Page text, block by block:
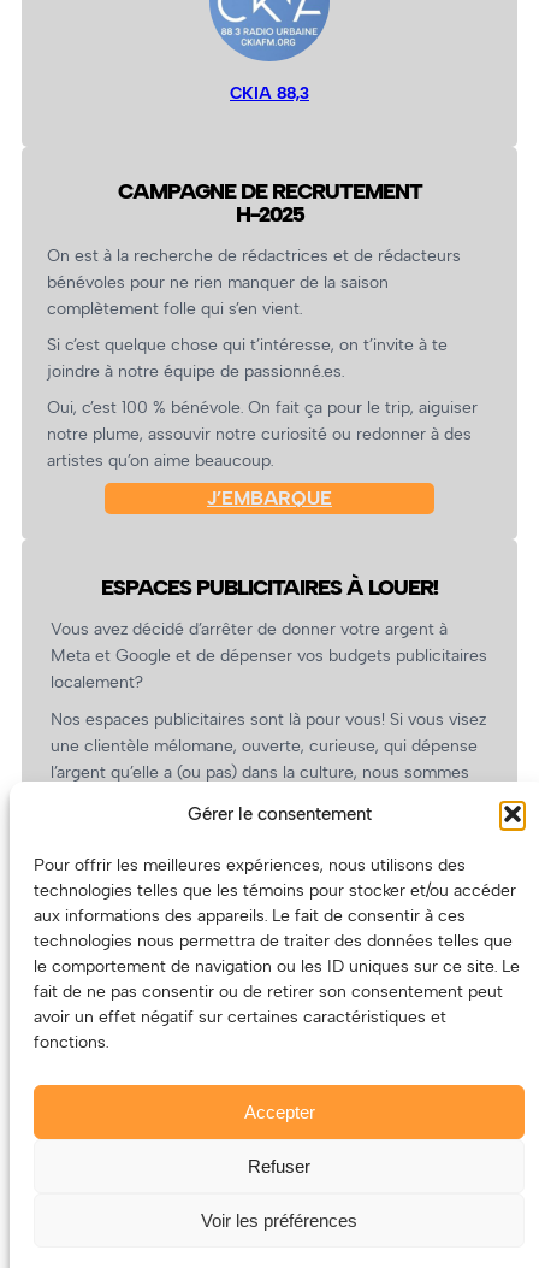
Gérer le consentement
Pour offrir les meilleures expériences, nous utilisons des
technologies telles que les témoins pour stocker et/ou accéder
aux informations des appareils. Le fait de consentir à ces
technologies nous permettra de traiter des données telles que
le comportement de navigation ou les ID uniques sur ce site. Le
fait de ne pas consentir ou de retirer son consentement peut
avoir un effet négatif sur certaines caractéristiques et
fonctions.
Accepter
Refuser
Voir les préférences
CKIA 88,3
CAMPAGNE DE RECRUTEMENT
H-2025
On est à la recherche de rédactrices et de rédacteurs
bénévoles pour ne rien manquer de la saison
complètement folle qui s’en vient.
Si c’est quelque chose qui t’intéresse, on t’invite à te
joindre à notre équipe de passionné.es.
Oui, c’est 100 % bénévole. On fait ça pour le trip, aiguiser
notre plume, assouvir notre curiosité ou redonner à des
artistes qu’on aime beaucoup.
J’EMBARQUE
ESPACES PUBLICITAIRES À LOUER!
Vous avez décidé d’arrêter de donner votre argent à
Meta et Google et de dépenser vos budgets publicitaires
localement?
Nos espaces publicitaires sont là pour vous! Si vous visez
une clientèle mélomane, ouverte, curieuse, qui dépense
l’argent qu’elle a (ou pas) dans la culture, nous sommes
revient.
(Oui, on va avoir des tarifs spéciaux pour vous, les
artistes!)
Le contenu (texte et photos) appartient à ses créatrices et